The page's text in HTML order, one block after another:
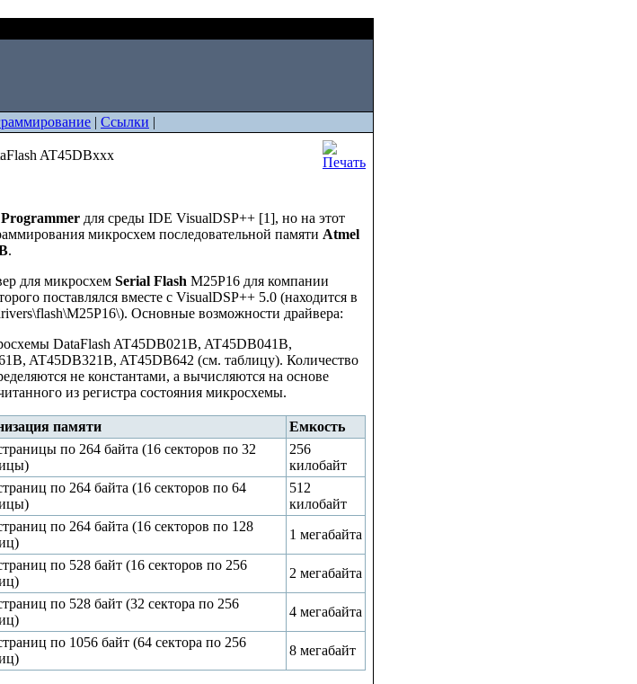
| Ссылки |
AT45DBxxx
для среды IDE VisualDSP++ [1], но на этот
микросхем последовательной памяти Atmel
.
для микросхем Serial Flash M25P16 для компании
поставлялся вместе с VisualDSP++ 5.0 (находится в
Основные возможности драйвера:
DataFlash AT45DB021B, AT45DB041B,
AT45DB321B, AT45DB642 (см. таблицу). Количество
не константами, а вычисляются на основе
из регистра состояния микросхемы.
памяти
Емкость
по 264 байта (16 секторов по 32
256
килобайт
по 264 байта (16 секторов по 64
512
килобайт
по 264 байта (16 секторов по 128
1 мегабайта
по 528 байт (16 секторов по 256
2 мегабайта
по 528 байт (32 сектора по 256
4 мегабайта
по 1056 байт (64 сектора по 256
8 мегабайт